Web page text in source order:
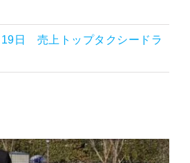
日 売上トップタクシードラ